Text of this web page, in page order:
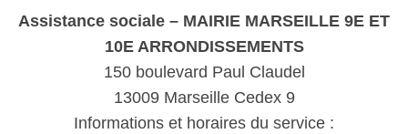
Assistance sociale – MAIRIE MARSEILLE 9E ET
10E ARRONDISSEMENTS
150 boulevard Paul Claudel
13009 Marseille Cedex 9
Informations et horaires du service :